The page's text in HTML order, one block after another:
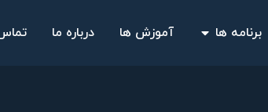
برنامه ها آموزش ها درباره ما